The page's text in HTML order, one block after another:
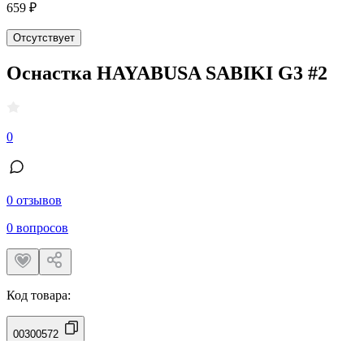
659 ₽
Отсутствует
Оснастка HAYABUSA SABIKI G3 #2
0
0 отзывов
0 вопросов
Код товара:
00300572